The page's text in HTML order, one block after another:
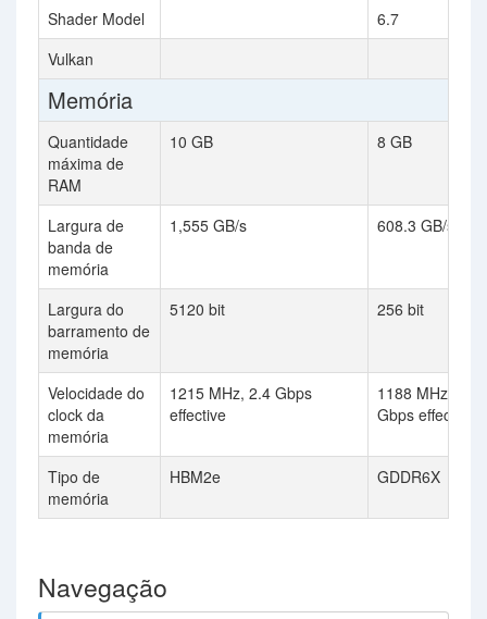
Shader Model
6.7
Vulkan
Memória
Quantidade
máxima de
RAM
10 GB 8 GB
Largura de
banda de
memória
1,555 GB/s 608.3 GB/s
Largura do
barramento de
memória
5120 bit 256 bit
Velocidade do
clock da
memória
1215 MHz, 2.4 Gbps
effective
1188 MHz, 19
Gbps effective
Tipo de
memória
HBM2e GDDR6X
Navegação